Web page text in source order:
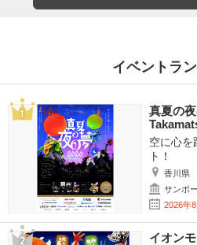
イベントラ
真夏の
空に心を
ト！
香川県
サンポ
2026年
イオン